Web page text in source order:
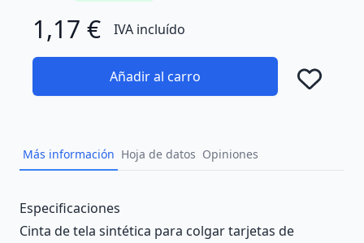
1,17 € IVA incluído
Añadir al carro
Más información Hoja de datos Opiniones
Description
Especificaciones
Cinta de tela sintética para colgar tarjetas de